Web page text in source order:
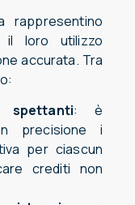
rappresentino
il loro utilizzo
accurata. Tra
: è
precisione i
per ciascun
crediti non